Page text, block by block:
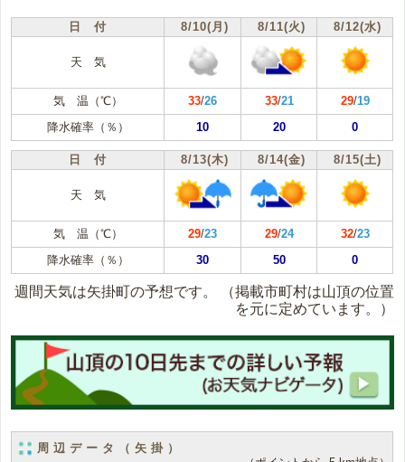
日 付 8/10(月) 8/11(火) 8/12(水)
天 気
気 温（℃） 33/26 33/21 29/19
降水確率（％）
10 20 0
日 付 8/13(木) 8/14(金) 8/15(土)
天 気
気 温（℃） 29/23 29/24 32/23
降水確率（％）
30 50 0
週間天気は矢掛町の予想です。
（掲載市町村は山頂の位置
を元に定めています。）
周辺データ（矢掛）